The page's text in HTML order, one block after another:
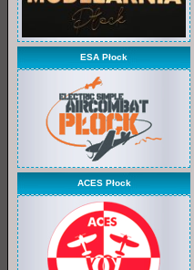
ESA Płock
ACES Płock